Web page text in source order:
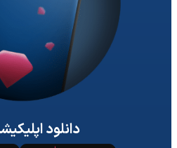
دانلود